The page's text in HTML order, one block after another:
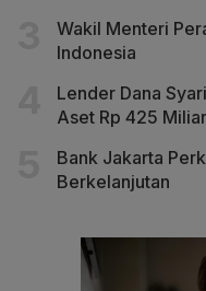
Wakil Menteri
Indonesia
Lender Dana
Aset Rp 425
Bank Jakarta
Berkelanjutan